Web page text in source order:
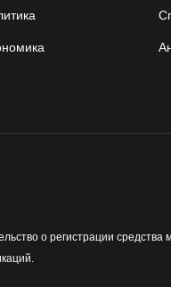
о регистрации